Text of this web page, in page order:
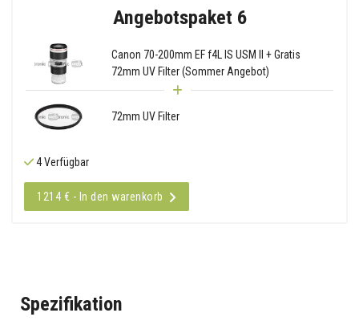
Angebotspaket 6
Canon 70-200mm EF f4L IS USM II + Gratis
72mm UV Filter (Sommer Angebot)
72mm UV Filter
4 Verfügbar
1214 € - In den warenkorb
Spezifikation